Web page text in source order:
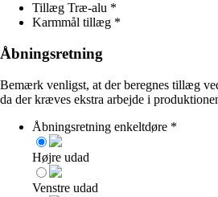
Tillæg Træ-alu *
Karmmål tillæg *
Åbningsretning
Bemærk venligst, at der beregnes tillæg
da der kræves ekstra arbejde i
Åbningsretning enkeltdøre *
Højre udad
Venstre udad